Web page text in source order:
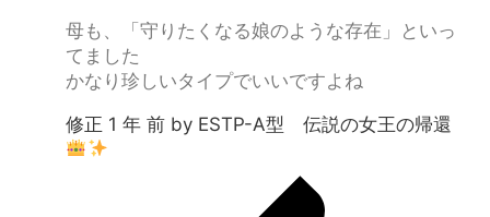
母も、「守りたくなる娘のような存在」といっ
てました
かなり珍しいタイプでいいですよね
修正 1 年 前 by ESTP-A型 伝説の女王の帰還